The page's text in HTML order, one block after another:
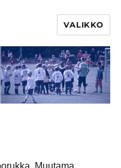
VALIKKO
Muutama